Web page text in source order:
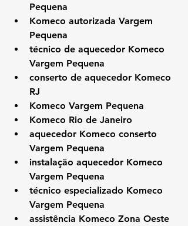
Pequena
Komeco autorizada Vargem
Pequena
técnico de aquecedor Komeco
Vargem Pequena
conserto de aquecedor Komeco
RJ
Komeco Vargem Pequena
Komeco Rio de Janeiro
aquecedor Komeco conserto
Vargem Pequena
instalação aquecedor Komeco
Vargem Pequena
técnico especializado Komeco
Vargem Pequena
assistência Komeco Zona Oeste